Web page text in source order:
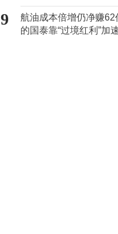
9
航油成本倍增仍净赚62
的国泰靠“过境红利”加